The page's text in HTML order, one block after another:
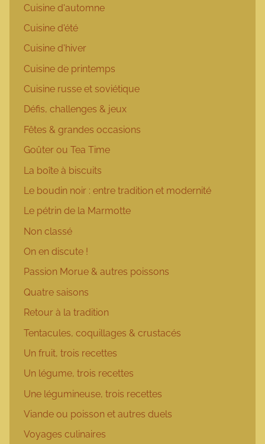
Cuisine d'automne
Cuisine d'été
Cuisine d'hiver
Cuisine de printemps
Cuisine russe et soviétique
Défis, challenges & jeux
Fêtes & grandes occasions
Goûter ou Tea Time
La boîte à biscuits
Le boudin noir : entre tradition et modernité
Le pétrin de la Marmotte
Non classé
On en discute !
Passion Morue & autres poissons
Quatre saisons
Retour à la tradition
Tentacules, coquillages & crustacés
Un fruit, trois recettes
Un légume, trois recettes
Une légumineuse, trois recettes
Viande ou poisson et autres duels
Voyages culinaires